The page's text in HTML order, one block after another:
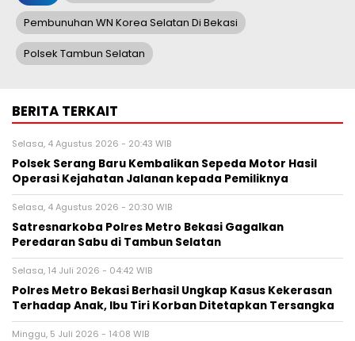
Pembunuhan WN Korea Selatan Di Bekasi
Polsek Tambun Selatan
BERITA TERKAIT
Selasa, 4 Agustus 2026 - 20:43 WIB
Polsek Serang Baru Kembalikan Sepeda Motor Hasil
Operasi Kejahatan Jalanan kepada Pemiliknya
Selasa, 4 Agustus 2026 - 20:30 WIB
Satresnarkoba Polres Metro Bekasi Gagalkan
Peredaran Sabu di Tambun Selatan
Selasa, 14 Juli 2026 - 04:42 WIB
Polres Metro Bekasi Berhasil Ungkap Kasus Kekerasan
Terhadap Anak, Ibu Tiri Korban Ditetapkan Tersangka
Minggu, 5 Juli 2026 - 14:08 WIB